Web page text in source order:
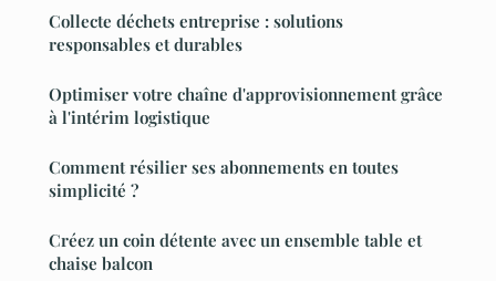
Collecte déchets entreprise : solutions
responsables et durables
Optimiser votre chaîne d'approvisionnement grâce
à l'intérim logistique
Comment résilier ses abonnements en toutes
simplicité ?
Créez un coin détente avec un ensemble table et
chaise balcon